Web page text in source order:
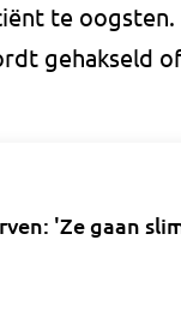
te
gehakseld
'Ze gaan